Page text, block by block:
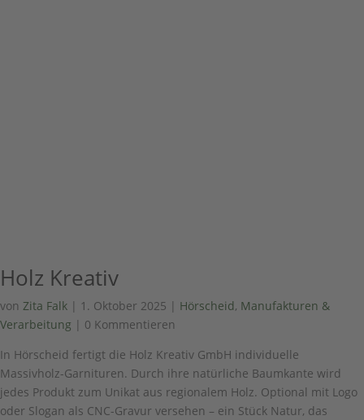
Holz Kreativ
von Zita Falk | 1. Oktober 2025 | Hörscheid, Manufakturen &
Verarbeitung | 0 Kommentieren
In Hörscheid fertigt die Holz Kreativ GmbH individuelle
Massivholz-Garnituren. Durch ihre natürliche Baumkante wird
jedes Produkt zum Unikat aus regionalem Holz. Optional mit Logo
oder Slogan als CNC-Gravur versehen – ein Stück Natur, das